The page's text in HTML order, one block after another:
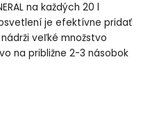
na každých 20 l
je efektívne pridať
v nádrži veľké množstvo
na približne 2-3 násobok